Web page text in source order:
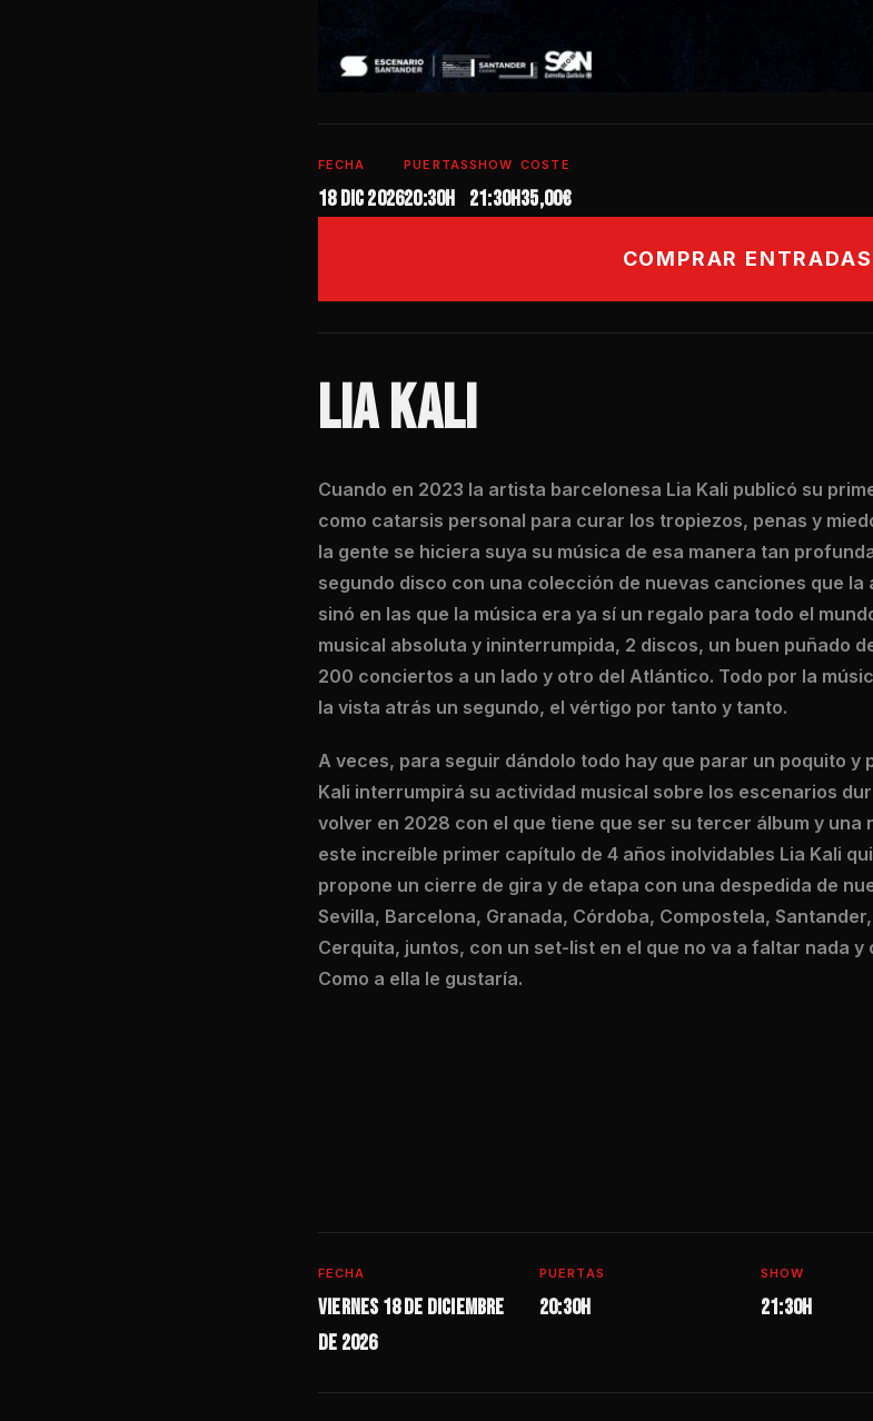
FECHA
18 dic 2026
PUERTAS
20:30H
SHOW
21:30h
COSTE
35,00€
COMPRAR ENTRADAS
LIA KALI
Cuando en 2023 la artista barcelonesa Lia Kali publicó su
como catarsis personal para curar los tropiezos, penas y
la gente se hiciera suya su música de esa manera tan
segundo disco con una colección de nuevas canciones que
sinó en las que la música era ya sí un regalo para todo el
musical absoluta y ininterrumpida, 2 discos, un buen puñado
200 conciertos a un lado y otro del Atlántico. Todo por la
la vista atrás un segundo, el vértigo por tanto y tanto.
A veces, para seguir dándolo todo hay que parar un poquito y
Kali interrumpirá su actividad musical sobre los escenarios
volver en 2028 con el que tiene que ser su tercer álbum y
este increíble primer capítulo de 4 años inolvidables Lia Kali
propone un cierre de gira y de etapa con una despedida de
Sevilla, Barcelona, Granada, Córdoba, Compostela,
Cerquita, juntos, con un set-list en el que no va a faltar nada
Como a ella le gustaría.
FECHA
Viernes 18 de diciembre
de 2026
PUERTAS
20:30H
SHOW
21:30h